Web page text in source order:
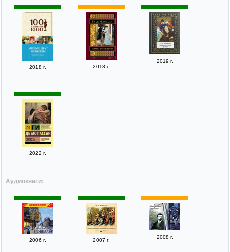
2018 г. 2018 г.
2019 г.
2022 г.
Аудиокниги:
2006 г. 2007 г.
2008 г.